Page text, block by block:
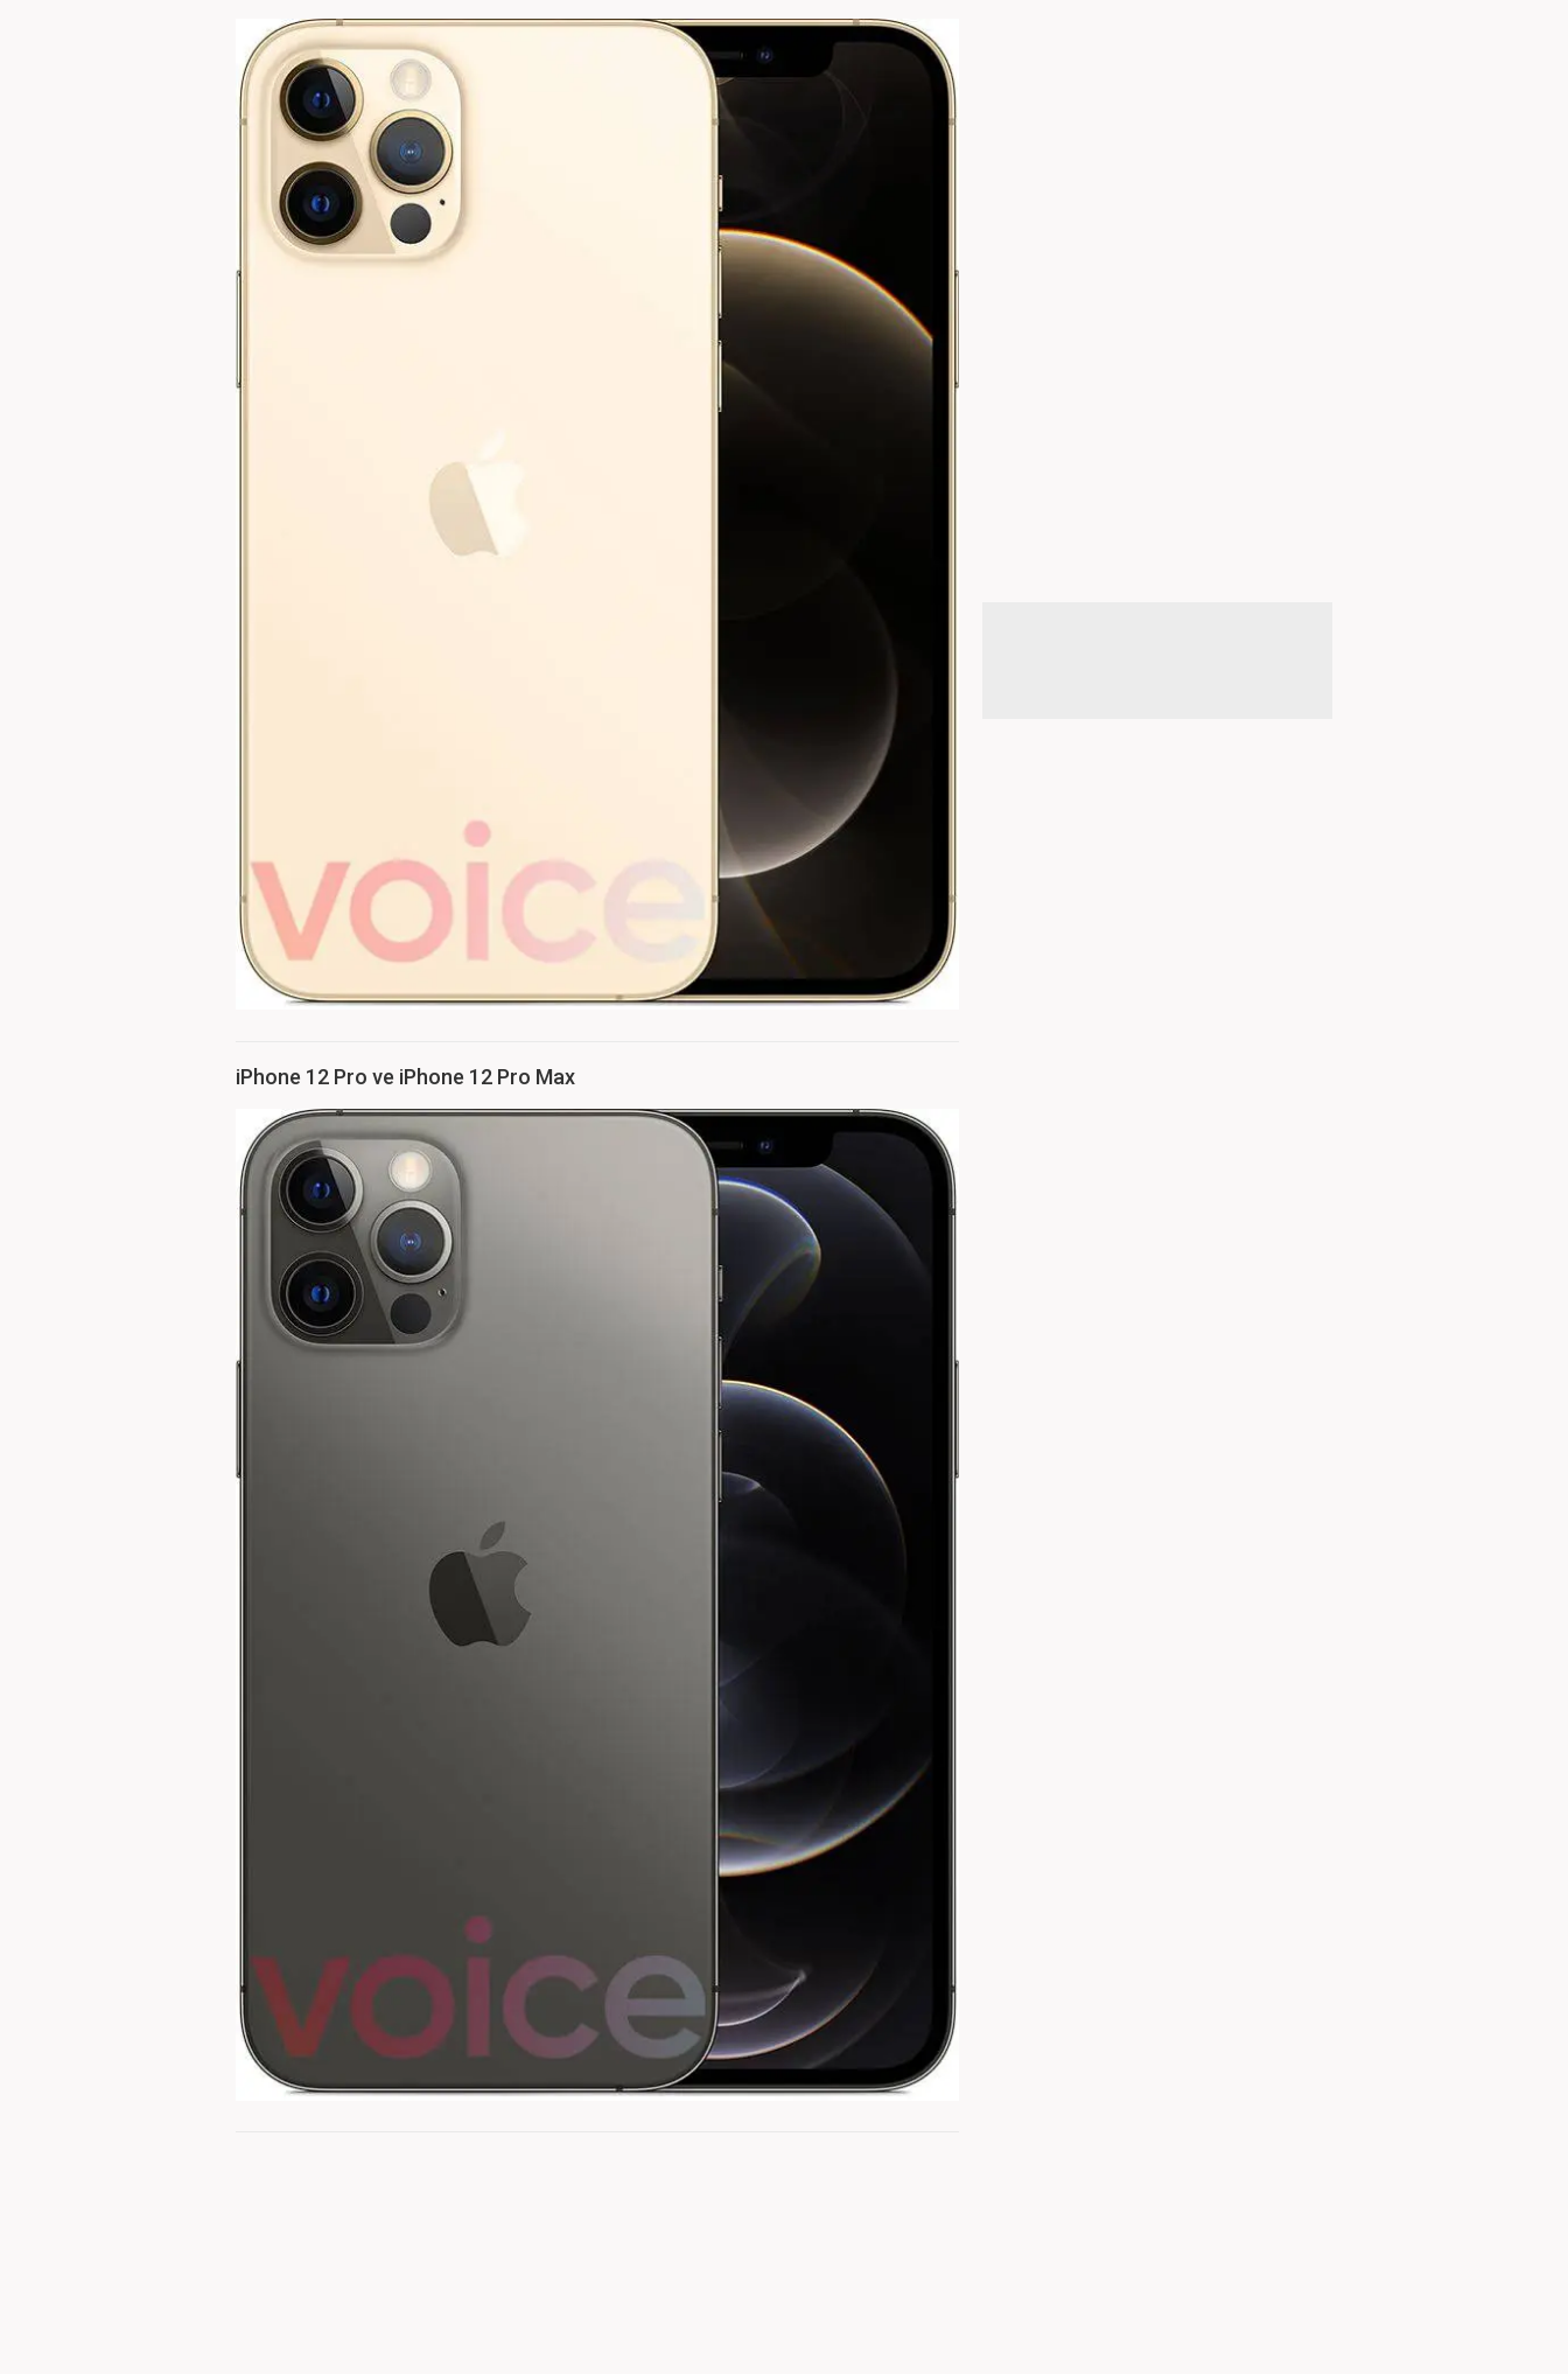
iPhone 12 Pro ve iPhone 12 Pro Max